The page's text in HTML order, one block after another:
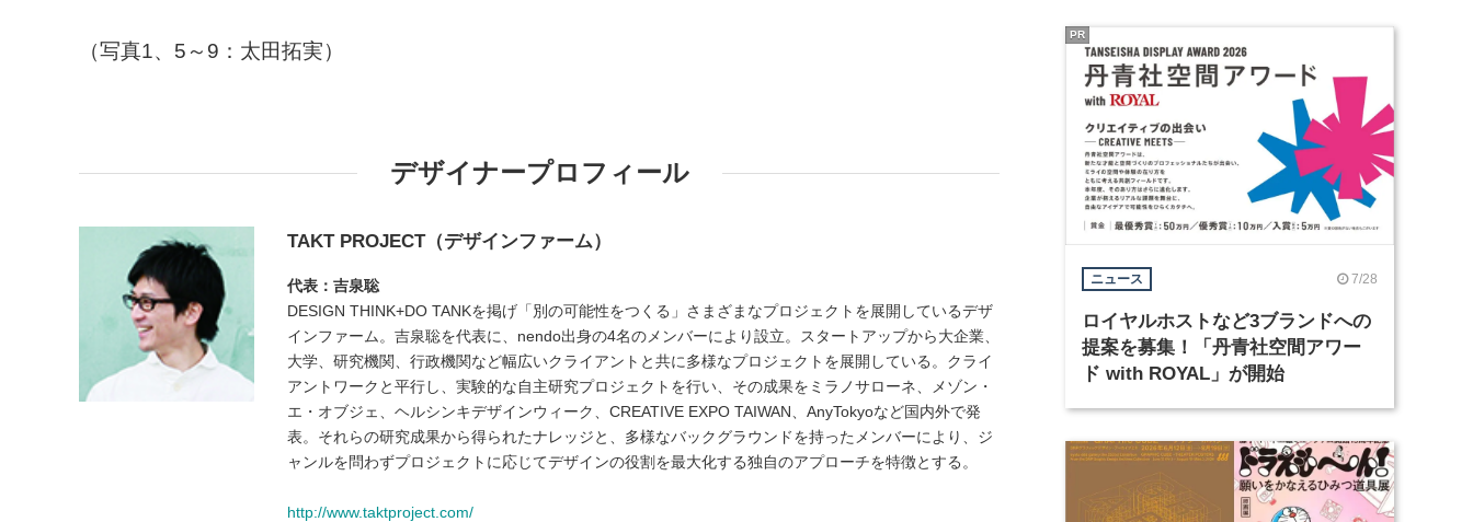
（写真1、5～9：太田拓実）
デザイナープロフィール
TAKT PROJECT（デザインファーム）
代表：吉泉聡
DESIGN THINK+DO TANKを掲げ「別の可能性をつくる」さまざまなプロジェクトを展開しているデザ
インファーム。吉泉聡を代表に、nendo出身の4名のメンバーにより設立。スタートアップから大企業、
大学、研究機関、行政機関など幅広いクライアントと共に多様なプロジェクトを展開している。クライ
アントワークと平行し、実験的な自主研究プロジェクトを行い、その成果をミラノサローネ、メゾン・
エ・オブジェ、ヘルシンキデザインウィーク、CREATIVE EXPO TAIWAN、AnyTokyoなど国内外で発
表。それらの研究成果から得られたナレッジと、多様なバックグラウンドを持ったメンバーにより、ジ
ャンルを問わずプロジェクトに応じてデザインの役割を最大化する独自のアプローチを特徴とする。
http://www.taktproject.com/
ニュース 7/28
ロイヤルホストなど3ブランドへの
提案を募集！「丹青社空間アワー
ド with ROYAL」が開始
PR